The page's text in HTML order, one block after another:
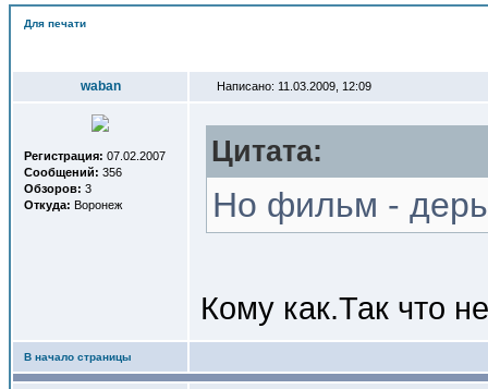
Для печати
waban Написано: 11.03.2009, 12:09
Регистрация: 07.02.2007
Сообщений: 356
Обзоров: 3
Откуда: Воронеж
Цитата:
Но фильм -
Кому как.Так что
В начало страницы